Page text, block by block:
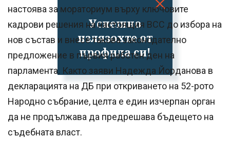
Успешно
излязохте от
профила си!
настоява за мораториум върху ключовите
кадрови решения на настоящия ВСС до избора на
нов състав и внесе такова законодателно
предложение в първия работен ден на
парламента. Както заяви Надежда Йорданова в
декларацията на ДБ при откриването на 52-рото
Народно събрание, целта е един изчерпан орган
да не продължава да предрешава бъдещето на
съдебната власт.